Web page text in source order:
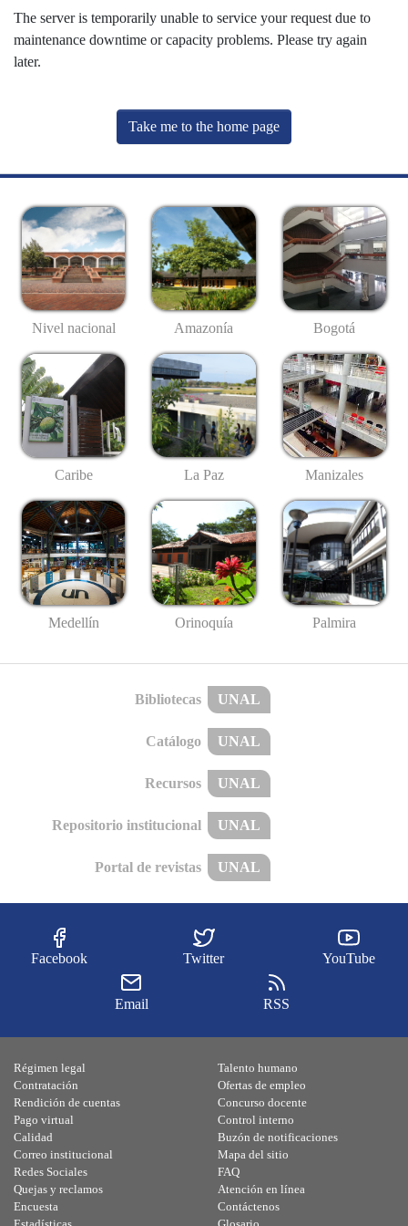
The server is temporarily unable to service your request due to
maintenance downtime or capacity problems. Please try again
later.
Take me to the home page
Nivel nacional Amazonía Bogotá
Caribe La Paz Manizales
Medellín Orinoquía Palmira
Bibliotecas UNAL
Catálogo UNAL
Recursos UNAL
Repositorio institucional UNAL
Portal de revistas UNAL
Facebook Twitter YouTube
Email RSS
Régimen legal
Contratación
Rendición de cuentas
Pago virtual
Calidad
Talento humano
Ofertas de empleo
Concurso docente
Control interno
Buzón de notificaciones
Correo institucional
Redes Sociales
Quejas y reclamos
Encuesta
Mapa del sitio
FAQ
Atención en línea
Contáctenos